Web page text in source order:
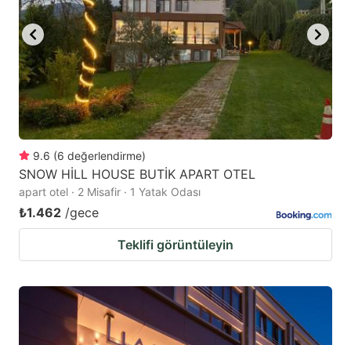
to
get
the
keyboard
shortcuts
for
changing
dates.
to
get
the
keyboard
shortcuts
for
dates.
9.6 (6 değerlendirme)
SNOW HİLL HOUSE BUTİK APART OTEL
apart otel · 2 Misafir · 1 Yatak Odası
₺1.462 /gece
Teklifi görüntüleyin